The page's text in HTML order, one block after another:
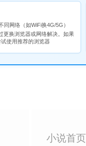
同网络（如WiFi换4G/5G）
更换浏览器或网络解决。如果
使用推荐的浏览器
小说首页